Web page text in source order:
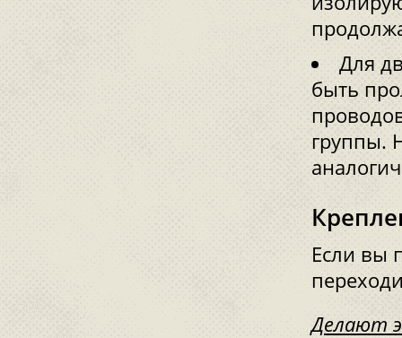
Для
быть
группы.
Если вы
Делают